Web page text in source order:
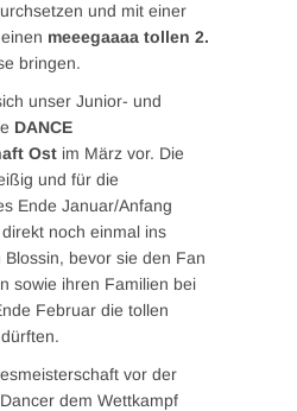
und mit einer
meeegaaaa tollen 2.
bringen.
unser Junior- und
DANCE
Ost im März vor. Die
und für die
Ende Januar/Anfang
noch einmal ins
bevor sie den Fan
sowie ihren Familien bei
Februar die tollen
vor der
dem Wettkampf